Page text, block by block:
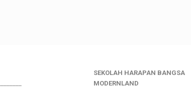
SEKOLAH HARAPAN BANGSA
MODERNLAND